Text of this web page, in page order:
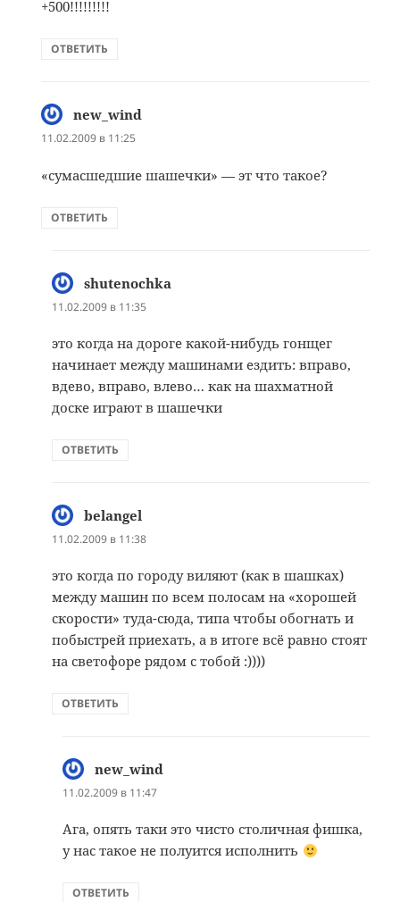
+500!!!!!!!!!
ОТВЕТИТЬ
new_wind
11.02.2009 в 11:25
«сумасшедшие шашечки» — эт что такое?
ОТВЕТИТЬ
shutenochka
11.02.2009 в 11:35
это когда на дороге какой-нибудь гонщег
начинает между машинами ездить: вправо,
вдево, вправо, влево… как на шахматной
доске играют в шашечки
ОТВЕТИТЬ
belangel
11.02.2009 в 11:38
это когда по городу виляют (как в шашках)
между машин по всем полосам на «хорошей
скорости» туда-сюда, типа чтобы обогнать и
побыстрей приехать, а в итоге всё равно стоят
на светофоре рядом с тобой :))))
ОТВЕТИТЬ
new_wind
11.02.2009 в 11:47
Ага, опять таки это чисто столичная фишка,
у нас такое не полуится исполнить
ОТВЕТИТЬ